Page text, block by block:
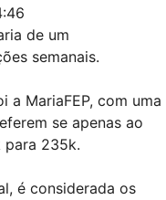
de um
semanais.
a MariaFEP, com uma
se apenas ao
para 235k.
é considerada os